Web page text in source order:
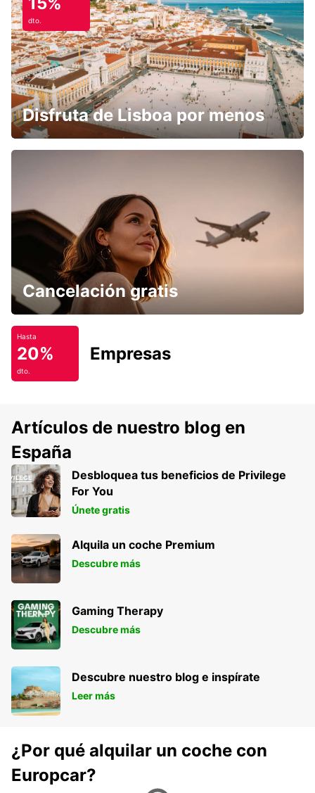
dto.
Disfruta de Lisboa por menos
Cancelación gratis
Hasta
20%
dto.
Empresas
Artículos de nuestro blog en
España
Desbloquea tus beneficios de Privilege
For You
Únete gratis
Alquila un coche Premium
Descubre más
Gaming Therapy
Descubre más
Descubre nuestro blog e inspírate
Leer más
¿Por qué alquilar un coche con
Europcar?